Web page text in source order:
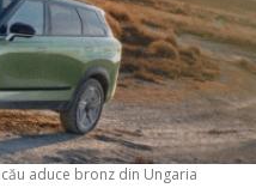
aduce bronz din Ungaria